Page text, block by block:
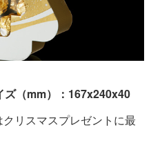
ズ（mm）：167x240x40
リスマスプレゼントに最